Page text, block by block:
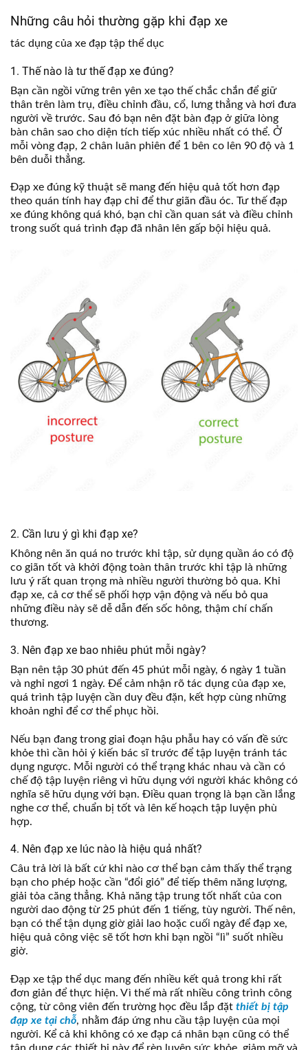
Những câu hỏi thường gặp khi đạp xe
tác dụng của xe đạp tập thể dục
1. Thế nào là tư thế đạp xe đúng?
Bạn cần ngồi vững trên yên xe tạo thế chắc chắn để giữ
thân trên làm trụ, điều chỉnh đầu, cổ, lưng thẳng và hơi đưa
người về trước. Sau đó bạn nên đặt bàn đạp ở giữa lòng
bàn chân sao cho diện tích tiếp xúc nhiều nhất có thể. Ở
mỗi vòng đạp, 2 chân luân phiên để 1 bên co lên 90 độ và 1
bên duỗi thẳng.
Đạp xe đúng kỹ thuật sẽ mang đến hiệu quả tốt hơn đạp
theo quán tính hay đạp chỉ để thư giãn đầu óc. Tư thế đạp
xe đúng không quá khó, bạn chỉ cần quan sát và điều chỉnh
trong suốt quá trình đạp đã nhân lên gấp bội hiệu quả.
2. Cần lưu ý gì khi đạp xe?
Không nên ăn quá no trước khi tập, sử dụng quần áo có độ
co giãn tốt và khởi động toàn thân trước khi tập là những
lưu ý rất quan trọng mà nhiều người thường bỏ qua. Khi
đạp xe, cả cơ thể sẽ phối hợp vận động và nếu bỏ qua
những điều này sẽ dễ dẫn đến sốc hông, thậm chí chấn
thương.
3. Nên đạp xe bao nhiêu phút mỗi ngày?
Bạn nên tập 30 phút đến 45 phút mỗi ngày, 6 ngày 1 tuần
và nghỉ ngơi 1 ngày. Để cảm nhận rõ tác dụng của đạp xe,
quá trình tập luyện cần duy đều đặn, kết hợp cùng những
khoản nghỉ để cơ thể phục hồi.
Nếu bạn đang trong giai đoạn hậu phẫu hay có vấn đề sức
khỏe thì cần hỏi ý kiến bác sĩ trước để tập luyện tránh tác
dụng ngược. Mỗi người có thể trạng khác nhau và cần có
chế độ tập luyện riêng vì hữu dụng với người khác không có
nghĩa sẽ hữu dụng với bạn. Điều quan trọng là bạn cần lắng
nghe cơ thể, chuẩn bị tốt và lên kế hoạch tập luyện phù
hợp.
4. Nên đạp xe lúc nào là hiệu quả nhất?
Câu trả lời là bất cứ khi nào cơ thể bạn cảm thấy thể trạng
bạn cho phép hoặc cần “đổi gió” để tiếp thêm năng lượng,
giải tỏa căng thẳng. Khả năng tập trung tốt nhất của con
người dao động từ 25 phút đến 1 tiếng, tùy người. Thế nên,
bạn có thể tận dụng giờ giải lao hoặc cuối ngày để đạp xe,
hiệu quả công việc sẽ tốt hơn khi bạn ngồi “lì” suốt nhiều
giờ.
Đạp xe tập thể dục mang đến nhiều kết quả trong khi rất
đơn giản để thực hiện. Vì thế mà rất nhiều công trình công
cộng, từ công viên đến trường học đều lắp đặt thiết bị tập
đạp xe tại chỗ, nhằm đáp ứng nhu cầu tập luyện của mọi
người. Kể cả khi không có xe đạp cá nhân bạn cũng có thể